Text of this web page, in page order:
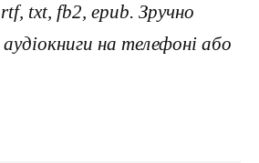
txt, fb2, epub. Зручно
на телефоні або